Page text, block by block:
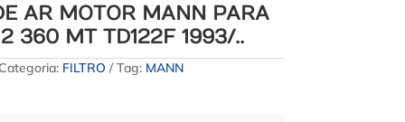
AR MOTOR MANN PARA
360 MT TD122F 1993/..
FILTRO Tag: MANN